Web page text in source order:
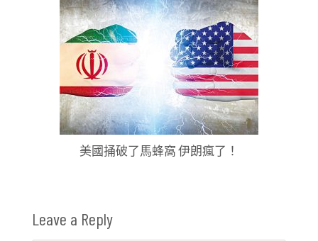
美國捅破了馬蜂窩 伊朗瘋了！
Leave a Reply